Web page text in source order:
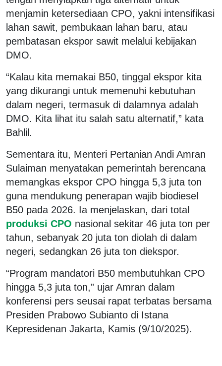
menjamin ketersediaan CPO, yakni intensifikasi
lahan sawit, pembukaan lahan baru, atau
pembatasan ekspor sawit melalui kebijakan
DMO.
“Kalau kita memakai B50, tinggal ekspor kita
yang dikurangi untuk memenuhi kebutuhan
dalam negeri, termasuk di dalamnya adalah
DMO. Kita lihat itu salah satu alternatif,” kata
Bahlil.
Sementara itu, Menteri Pertanian Andi Amran
Sulaiman menyatakan pemerintah berencana
memangkas ekspor CPO hingga 5,3 juta ton
guna mendukung penerapan wajib biodiesel
B50 pada 2026. Ia menjelaskan, dari total
produksi CPO nasional sekitar 46 juta ton per
tahun, sebanyak 20 juta ton diolah di dalam
negeri, sedangkan 26 juta ton diekspor.
“Program mandatori B50 membutuhkan CPO
hingga 5,3 juta ton,” ujar Amran dalam
konferensi pers seusai rapat terbatas bersama
Presiden Prabowo Subianto di Istana
Kepresidenan Jakarta, Kamis (9/10/2025).